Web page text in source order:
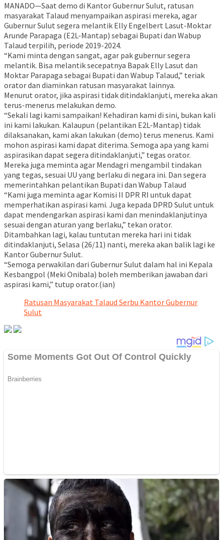
MANADO—Saat demo di Kantor Gubernur Sulut, ratusan
masyarakat Talaud menyampaikan aspirasi mereka, agar
Gubernur Sulut segera melantik Elly Engelbert Lasut-Moktar
Arunde Parapaga (E2L-Mantap) sebagai Bupati dan Wabup
Talaud terpilih, periode 2019-2024.
“Kami minta dengan sangat, agar pak gubernur segera
melantik. Bisa melantik secepatnya Bapak Elly Lasut dan
Moktar Parapaga sebagai Bupati dan Wabup Talaud,” teriak
orator dan diaminkan ratusan masyarakat lainnya.
Menurut orator, jika aspirasi tidak ditindaklanjuti, mereka akan
terus-menerus melakukan demo.
“Sekali lagi kami sampaikan! Kehadiran kami di sini, bukan kali
ini kami lakukan. Kalaupun (pelantikan E2L-Mantap) tidak
dilaksanakan, kami akan lakukan (demo) terus menerus. Kami
mohon aspirasi kami dapat diterima. Semoga apa yang kami
aspirasikan dapat segera ditindaklanjuti,” tegas orator.
Mereka juga meminta agar Mendagri mengambil tindakan
yang tegas, sesuai UU yang berlaku di negara ini. Dan segera
memerintahkan pelantikan Bupati dan Wabup Talaud
“Kami juga meminta agar Komisi II DPR RI untuk dapat
memperhatikan aspirasi kami. Juga kepada DPRD Sulut untuk
dapat mendengarkan aspirasi kami dan menindaklanjutinya
sesuai dengan aturan yang berlaku,” tekan orator.
Ditambahkan lagi, kalau tuntutan mereka hari ini tidak
ditindaklanjuti, Selasa (26/11) nanti, mereka akan balik lagi ke
Kantor Gubernur Sulut.
“Semoga perwakilan dari Gubernur Sulut dalam hal ini Kepala
Kesbangpol (Meki Onibala) boleh memberikan jawaban dari
aspirasi kami,” tutup orator.(ian)
Ratusan Masyarakat Talaud Serbu Kantor Gubernur
Sulut